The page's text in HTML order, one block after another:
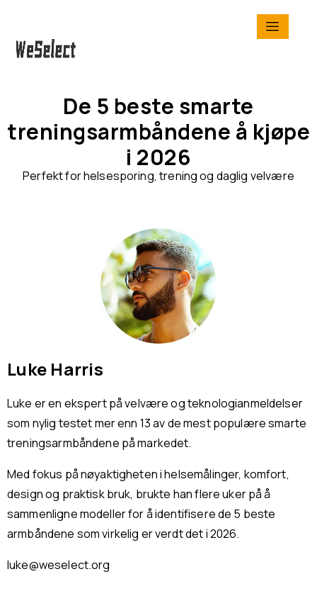
De 5 beste smarte
treningsarmbåndene å kjøpe
i 2026
Perfekt for helsesporing, trening og daglig velvære
Luke Harris
Luke er en ekspert på velvære og teknologianmeldelser
som nylig testet mer enn 13 av de mest populære smarte
treningsarmbåndene på markedet.
Med fokus på nøyaktigheten i helsemålinger, komfort,
design og praktisk bruk, brukte han flere uker på å
sammenligne modeller for å identifisere de 5 beste
armbåndene som virkelig er verdt det i 2026.
luke@weselect.org